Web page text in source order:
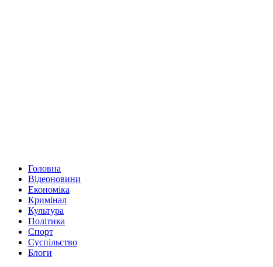
Головна
Відеоновини
Економіка
Кримінал
Культура
Політика
Спорт
Суспільство
Блоги